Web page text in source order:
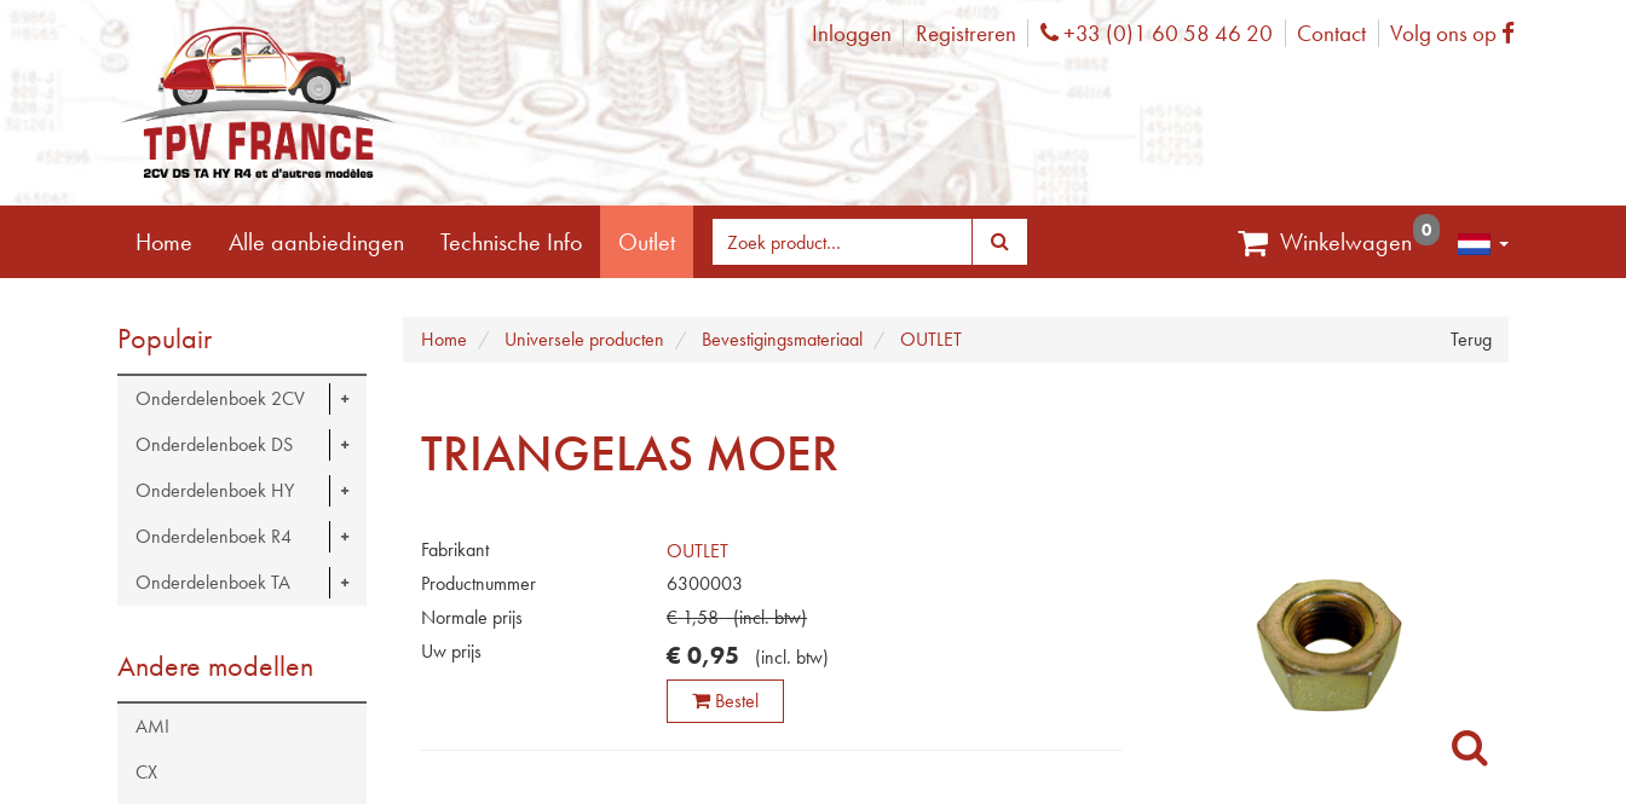
Inloggen Registreren Phone
+33 (0)1 60 58 46 20 Contact Volg ons op Facebook
Home Alle aanbiedingen Technische Info Outlet Winkelwagen 0
Populair
Onderdelenboek 2CV
Onderdelenboek DS
Onderdelenboek HY
Onderdelenboek R4
Onderdelenboek TA
Andere modellen
AMI
CX
Terug
Home Universele producten Bevestigingsmateriaal OUTLET
TRIANGELAS MOER
Fabrikant
OUTLET
Productnummer
6300003
Normale prijs
€1,58 (incl. btw)
Uw prijs
€ 0,95 (incl. btw)
Bestel